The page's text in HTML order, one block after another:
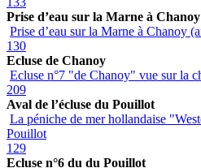
Prise d’eau sur la Marne à Chanoy
Prise d’eau sur la Marne à Chanoy
130
Ecluse de Chanoy
Ecluse n°7 "de Chanoy" vue sur la
209
Aval de l’écluse du Pouillot
La péniche de mer hollandaise
Pouillot
129
Ecluse n°6 du du Pouillot